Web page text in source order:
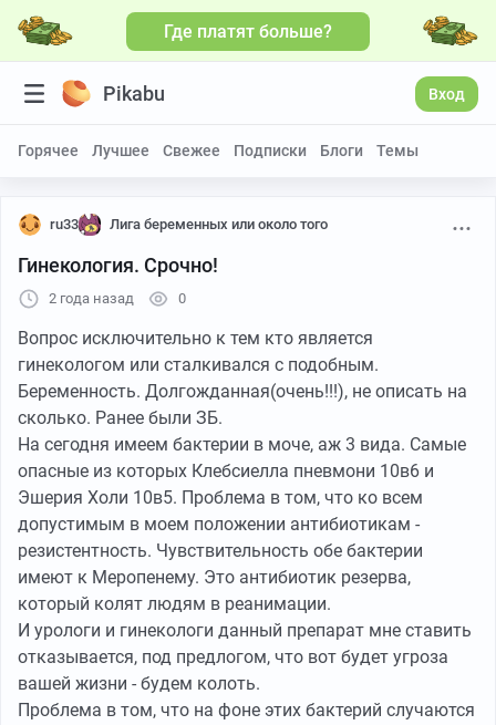
Где платят больше?
Pikabu Вход
Горячее Лучшее Свежее Подписки Блоги Темы
ru33 Лига беременных или около того
Гинекология. Срочно!
2 года назад 0
Вопрос исключительно к тем кто является
гинекологом или сталкивался с подобным.
Беременность. Долгожданная(очень!!!), не описать на
сколько. Ранее были ЗБ.
На сегодня имеем бактерии в моче, аж 3 вида. Самые
опасные из которых Клебсиелла пневмони 10в6 и
Эшерия Холи 10в5. Проблема в том, что ко всем
допустимым в моем положении антибиотикам -
резистентность. Чувствительность обе бактерии
имеют к Меропенему. Это антибиотик резерва,
который колят людям в реанимации.
И урологи и гинекологи данный препарат мне ставить
отказывается, под предлогом, что вот будет угроза
вашей жизни - будем колоть.
Проблема в том, что на фоне этих бактерий случаются